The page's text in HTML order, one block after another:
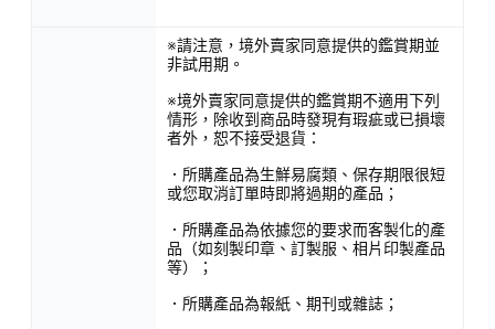
※請注意，境外賣家同意提供的鑑賞期並
非試用期。
※境外賣家同意提供的鑑賞期不適用下列
情形，除收到商品時發現有瑕疵或已損壞
者外，恕不接受退貨：
．所購產品為生鮮易腐類、保存期限很短
或您取消訂單時即將過期的產品；
．所購產品為依據您的要求而客製化的產
品（如刻製印章、訂製服、相片印製產品
等）；
．所購產品為報紙、期刊或雜誌；